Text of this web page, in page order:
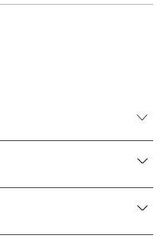
+
para productos
+